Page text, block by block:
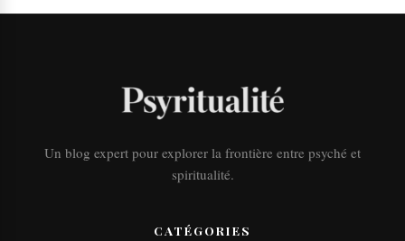
Un blog expert pour explorer la frontière entre psyché et
spiritualité.
CATÉGORIES